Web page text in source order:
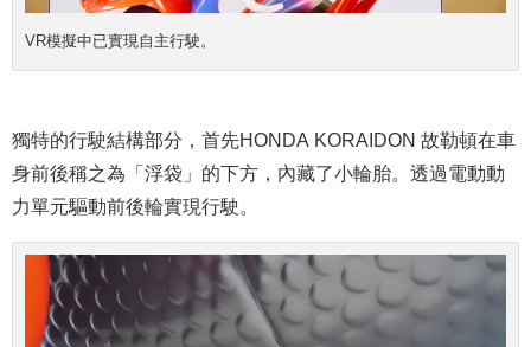
VR模擬中已實現自主行駛。
獨特的行駛結構部分，首先HONDA KORAIDON 故勒頓在車
身前後稱之為「浮袋」的下方，內藏了小輪胎。透過電動動
力單元驅動前後輪實現行駛。